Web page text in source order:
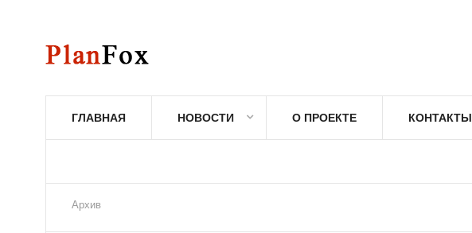
ГЛАВНАЯ НОВОСТИ О ПРОЕКТЕ КОНТАКТЫ
Архив